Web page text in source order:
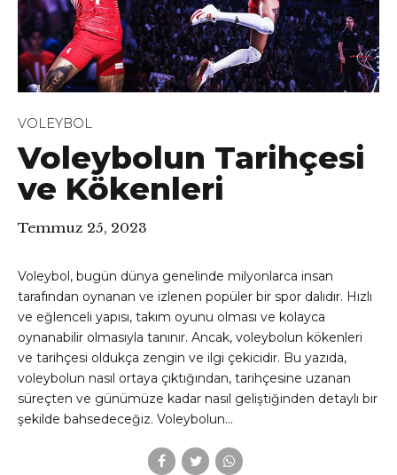
VOLEYBOL
Voleybolun Tarihçesi
ve Kökenleri
Temmuz 25, 2023
Voleybol, bugün dünya genelinde milyonlarca insan
tarafından oynanan ve izlenen popüler bir spor dalıdır. Hızlı
ve eğlenceli yapısı, takım oyunu olması ve kolayca
oynanabilir olmasıyla tanınır. Ancak, voleybolun kökenleri
ve tarihçesi oldukça zengin ve ilgi çekicidir. Bu yazıda,
voleybolun nasıl ortaya çıktığından, tarihçesine uzanan
süreçten ve günümüze kadar nasıl geliştiğinden detaylı bir
şekilde bahsedeceğiz. Voleybolun...